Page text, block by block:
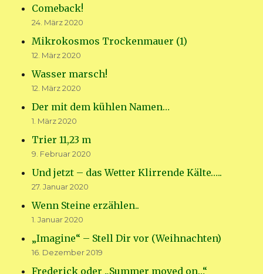
Comeback!
24. März 2020
Mikrokosmos Trockenmauer (1)
12. März 2020
Wasser marsch!
12. März 2020
Der mit dem kühlen Namen…
1. März 2020
Trier 11,23 m
9. Februar 2020
Und jetzt – das Wetter Klirrende Kälte…..
27. Januar 2020
Wenn Steine erzählen..
1. Januar 2020
„Imagine“ – Stell Dir vor (Weihnachten)
16. Dezember 2019
Frederick oder „Summer moved on…“